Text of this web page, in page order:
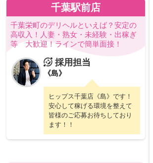
千葉駅前店
千葉栄町のデリヘルといえば？安定の
高収入！人妻・熟女・未経験・出稼ぎ
等 大歓迎！ラインで簡単面接！
採用担当
《島》
ヒップス千葉店《島》です！
安心して稼げる環境を整えて
皆様のご応募お待ちしており
ます！！